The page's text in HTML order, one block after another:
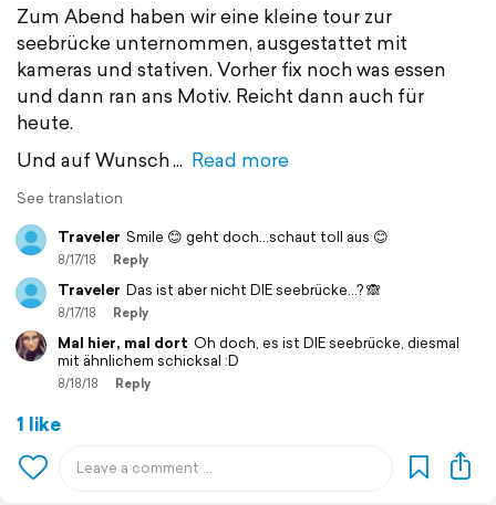
Zum Abend haben wir eine kleine tour zur
seebrücke unternommen, ausgestattet mit
kameras und stativen. Vorher fix noch was essen
und dann ran ans Motiv. Reicht dann auch für
heute.
Und auf Wunsch
Read more
See translation
Traveler Smile 😊 geht doch...schaut toll aus 😊
8/17/18 Reply
Traveler Das ist aber nicht DIE seebrücke...? 🙈
8/17/18 Reply
Mal hier, mal dort Oh doch, es ist DIE seebrücke, diesmal
mit ähnlichem schicksal :D
8/18/18 Reply
1 like